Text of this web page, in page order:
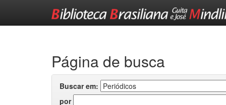
Página de busca
Buscar em:
por